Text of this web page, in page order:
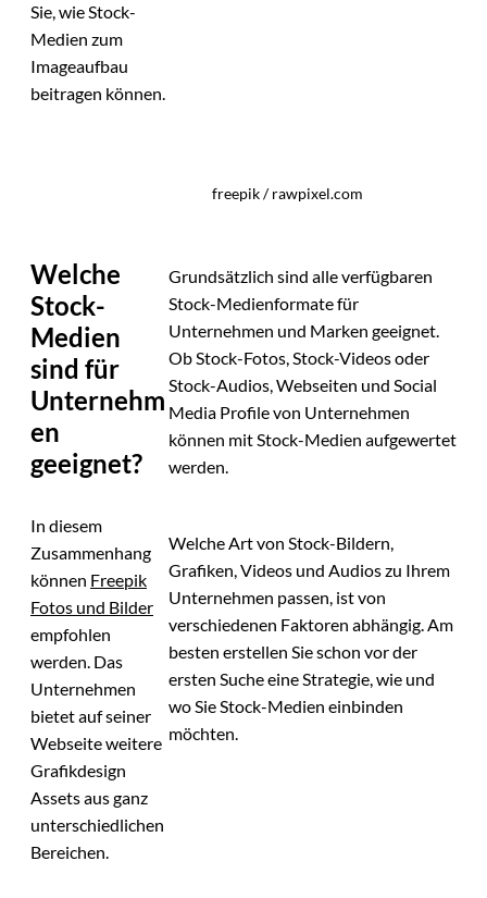
Sie, wie Stock-
Medien zum
Imageaufbau
beitragen können.
freepik / rawpixel.com
Welche
Stock-
Medien
sind für
Unternehm
en
geeignet?
Grundsätzlich sind alle verfügbaren
Stock-Medienformate für
Unternehmen und Marken geeignet.
Ob Stock-Fotos, Stock-Videos oder
Stock-Audios, Webseiten und Social
Media Profile von Unternehmen
können mit Stock-Medien aufgewertet
werden.
In diesem
Zusammenhang
können Freepik
Fotos und Bilder
empfohlen
werden. Das
Unternehmen
bietet auf seiner
Webseite weitere
Grafikdesign
Assets aus ganz
unterschiedlichen
Bereichen.
Welche Art von Stock-Bildern,
Grafiken, Videos und Audios zu Ihrem
Unternehmen passen, ist von
verschiedenen Faktoren abhängig. Am
besten erstellen Sie schon vor der
ersten Suche eine Strategie, wie und
wo Sie Stock-Medien einbinden
möchten.